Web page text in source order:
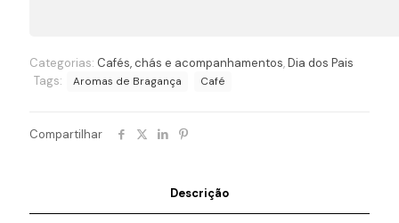
Categorias: Cafés, chás e acompanhamentos,Dia dos Pais
Tags:
Aromas de Bragança Café
Compartilhar
Descrição